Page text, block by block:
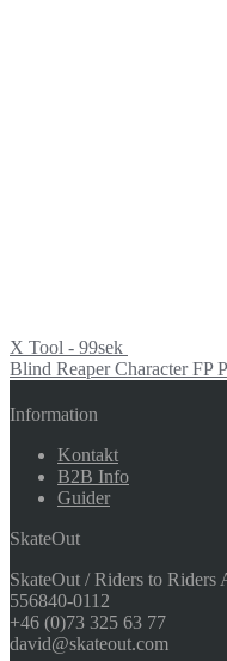
X Tool - 99sek
Blind Reaper Character FP
Information
Kontakt
B2B Info
Guider
SkateOut
SkateOut / Riders to Riders
556840-0112
+46 (0)73 325 63 77
david@skateout.com